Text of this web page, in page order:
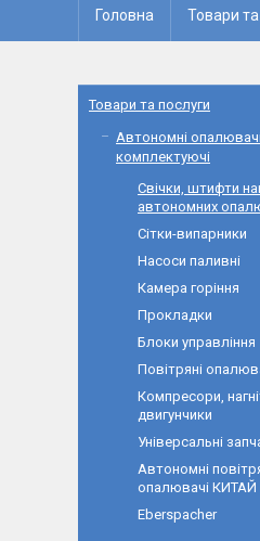
Головна Товари
Товари та послуги
Автономні
комплектуючі
Свічки, штифти
автономних
Сітки-випарники
Насоси паливні
Камера горіння
Прокладки
Блоки управління
Повітряні
Компресори,
двигунчики
Універсальні
Автономні
опалювачі КИТАЙ
Eberspacher